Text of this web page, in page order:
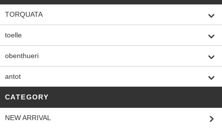
TORQUATA
toelle
obenthueri
antot
CATEGORY
NEW ARRIVAL